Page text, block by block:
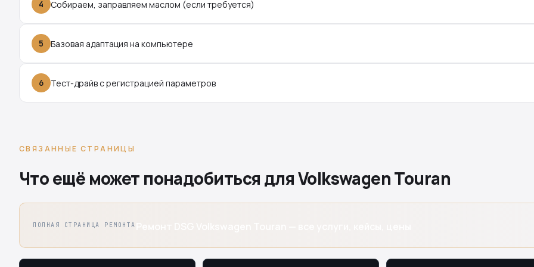
4 Собираем, заправляем маслом (если требуется)
5 Базовая адаптация на компьютере
6 Тест-драйв с регистрацией параметров
СВЯЗАННЫЕ СТРАНИЦЫ
Что ещё может понадобиться для Volkswagen Touran
ПОЛНАЯ СТРАНИЦА РЕМОНТА